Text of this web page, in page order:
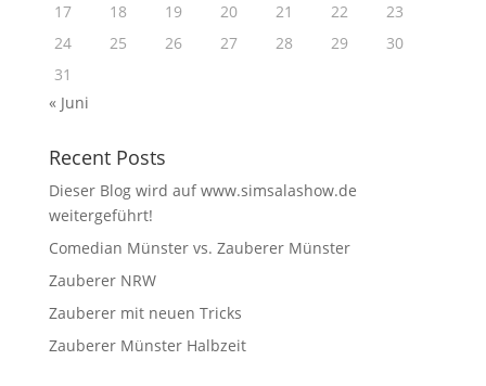
17
18 19 20 21 22
23
24
25 26 27 28 29
30
31
« Juni
Recent Posts
Dieser Blog wird auf www.simsalashow.de
weitergeführt!
Comedian Münster vs. Zauberer Münster
Zauberer NRW
Zauberer mit neuen Tricks
Zauberer Münster Halbzeit